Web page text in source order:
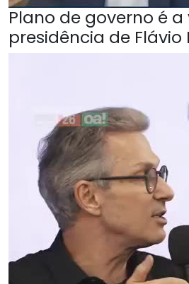
Plano de governo é a
presidência de Flávio